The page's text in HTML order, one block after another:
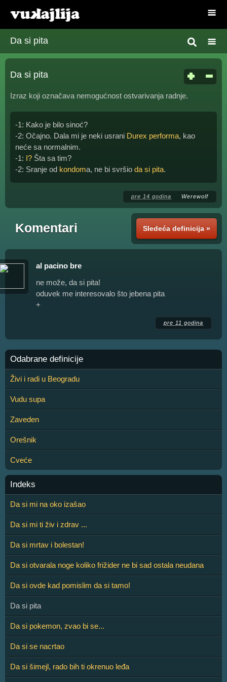
Da si pita
Da si pita
Izraz koji označava nemogućnost ostvarivanja radnje.
-1: Kako je bilo sinoć?
-2: Očajno. Dala mi je neki usrani Durex performa, kao
neće sa normalnim.
-1: I? Šta sa tim?
-2: Sranje od kondoma, ne bi svršio da si pita.
pre 14 godina Werewolf
Sledeća definicija »
Komentari
al pacino bre
ne može, da si pita!
oduvek me interesovalo što jebena pita
+
pre 11 godina
Odabrane definicije
Živi i radi u Beogradu
Vudu supa
Zaveden
Orešnik
Cveće
Indeks
Da si mi na oko izašao
Da si mi ti živ i zdrav ...
Da si mrtav i bolestan!
Da si otvarala noge koliko frižider ne bi sad ostala neudana
Da si ovde kad pomislim da si tamo!
Da si pita
Da si pokemon, zvao bi se...
Da si se nacrtao
Da si šimejl, rado bih ti okrenuo leđa